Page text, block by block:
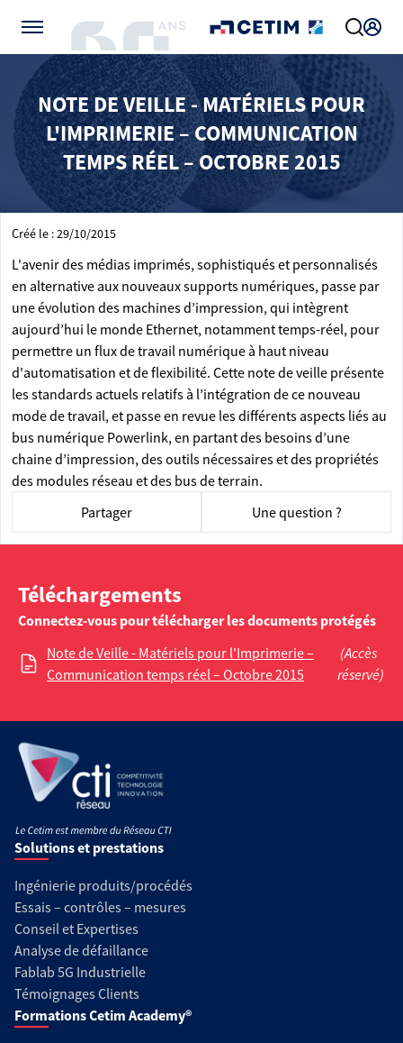
NOTE DE VEILLE - MATÉRIELS POUR
L'IMPRIMERIE – COMMUNICATION
TEMPS RÉEL – OCTOBRE 2015
Créé le : 29/10/2015
L'avenir des médias imprimés, sophistiqués et personnalisés
en alternative aux nouveaux supports numériques, passe par
une évolution des machines d’impression, qui intègrent
aujourd’hui le monde Ethernet, notamment temps-réel, pour
permettre un flux de travail numérique à haut niveau
d'automatisation et de flexibilité. Cette note de veille présente
les standards actuels relatifs à l’intégration de ce nouveau
mode de travail, et passe en revue les différents aspects liés au
bus numérique Powerlink, en partant des besoins d’une
chaine d’impression, des outils nécessaires et des propriétés
des modules réseau et des bus de terrain.
Partager
Une question ?
Téléchargements
Connectez-vous pour télécharger les documents protégés
Note de Veille - Matériels pour l'Imprimerie –
Communication temps réel – Octobre 2015
(Accès
réservé)
Solutions et prestations
Ingénierie produits/procédés
Essais – contrôles – mesures
Conseil et Expertises
Analyse de défaillance
Fablab 5G Industrielle
Témoignages Clients
Formations Cetim Academy®